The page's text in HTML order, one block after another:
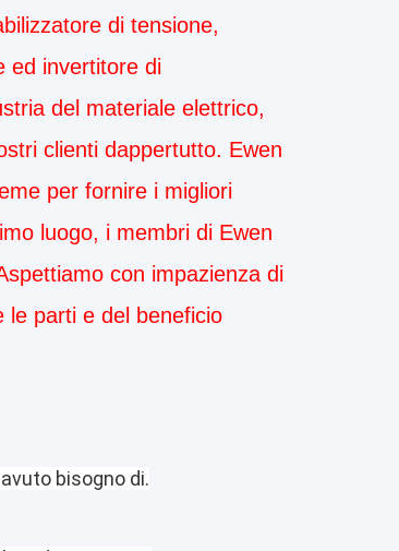
di tensione,
ed invertitore di
del materiale elettrico,
clienti dappertutto. Ewen
per fornire i migliori
luogo, i membri di Ewen
con impazienza di
le parti e del beneficio
bisogno di.